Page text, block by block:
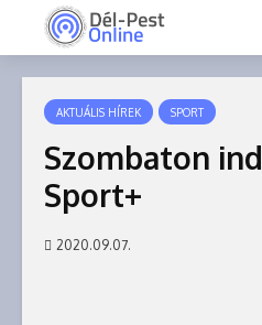
AKTUÁLIS HÍREK SPORT
Szombaton
Sport+
2020.09.07.